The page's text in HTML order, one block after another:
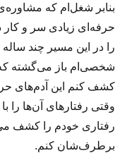
بنابر شغل‌ام که
حرفه‌ای زیادی سر و کار
را در این مسیر چند ساله
شخصی‌ام باز می‌گشته که
کشف کنم این آدم‌های
وقتی رفتارهای آن‌ها را
رفتاری خودم را کشف
برطرف‌شان کنم.